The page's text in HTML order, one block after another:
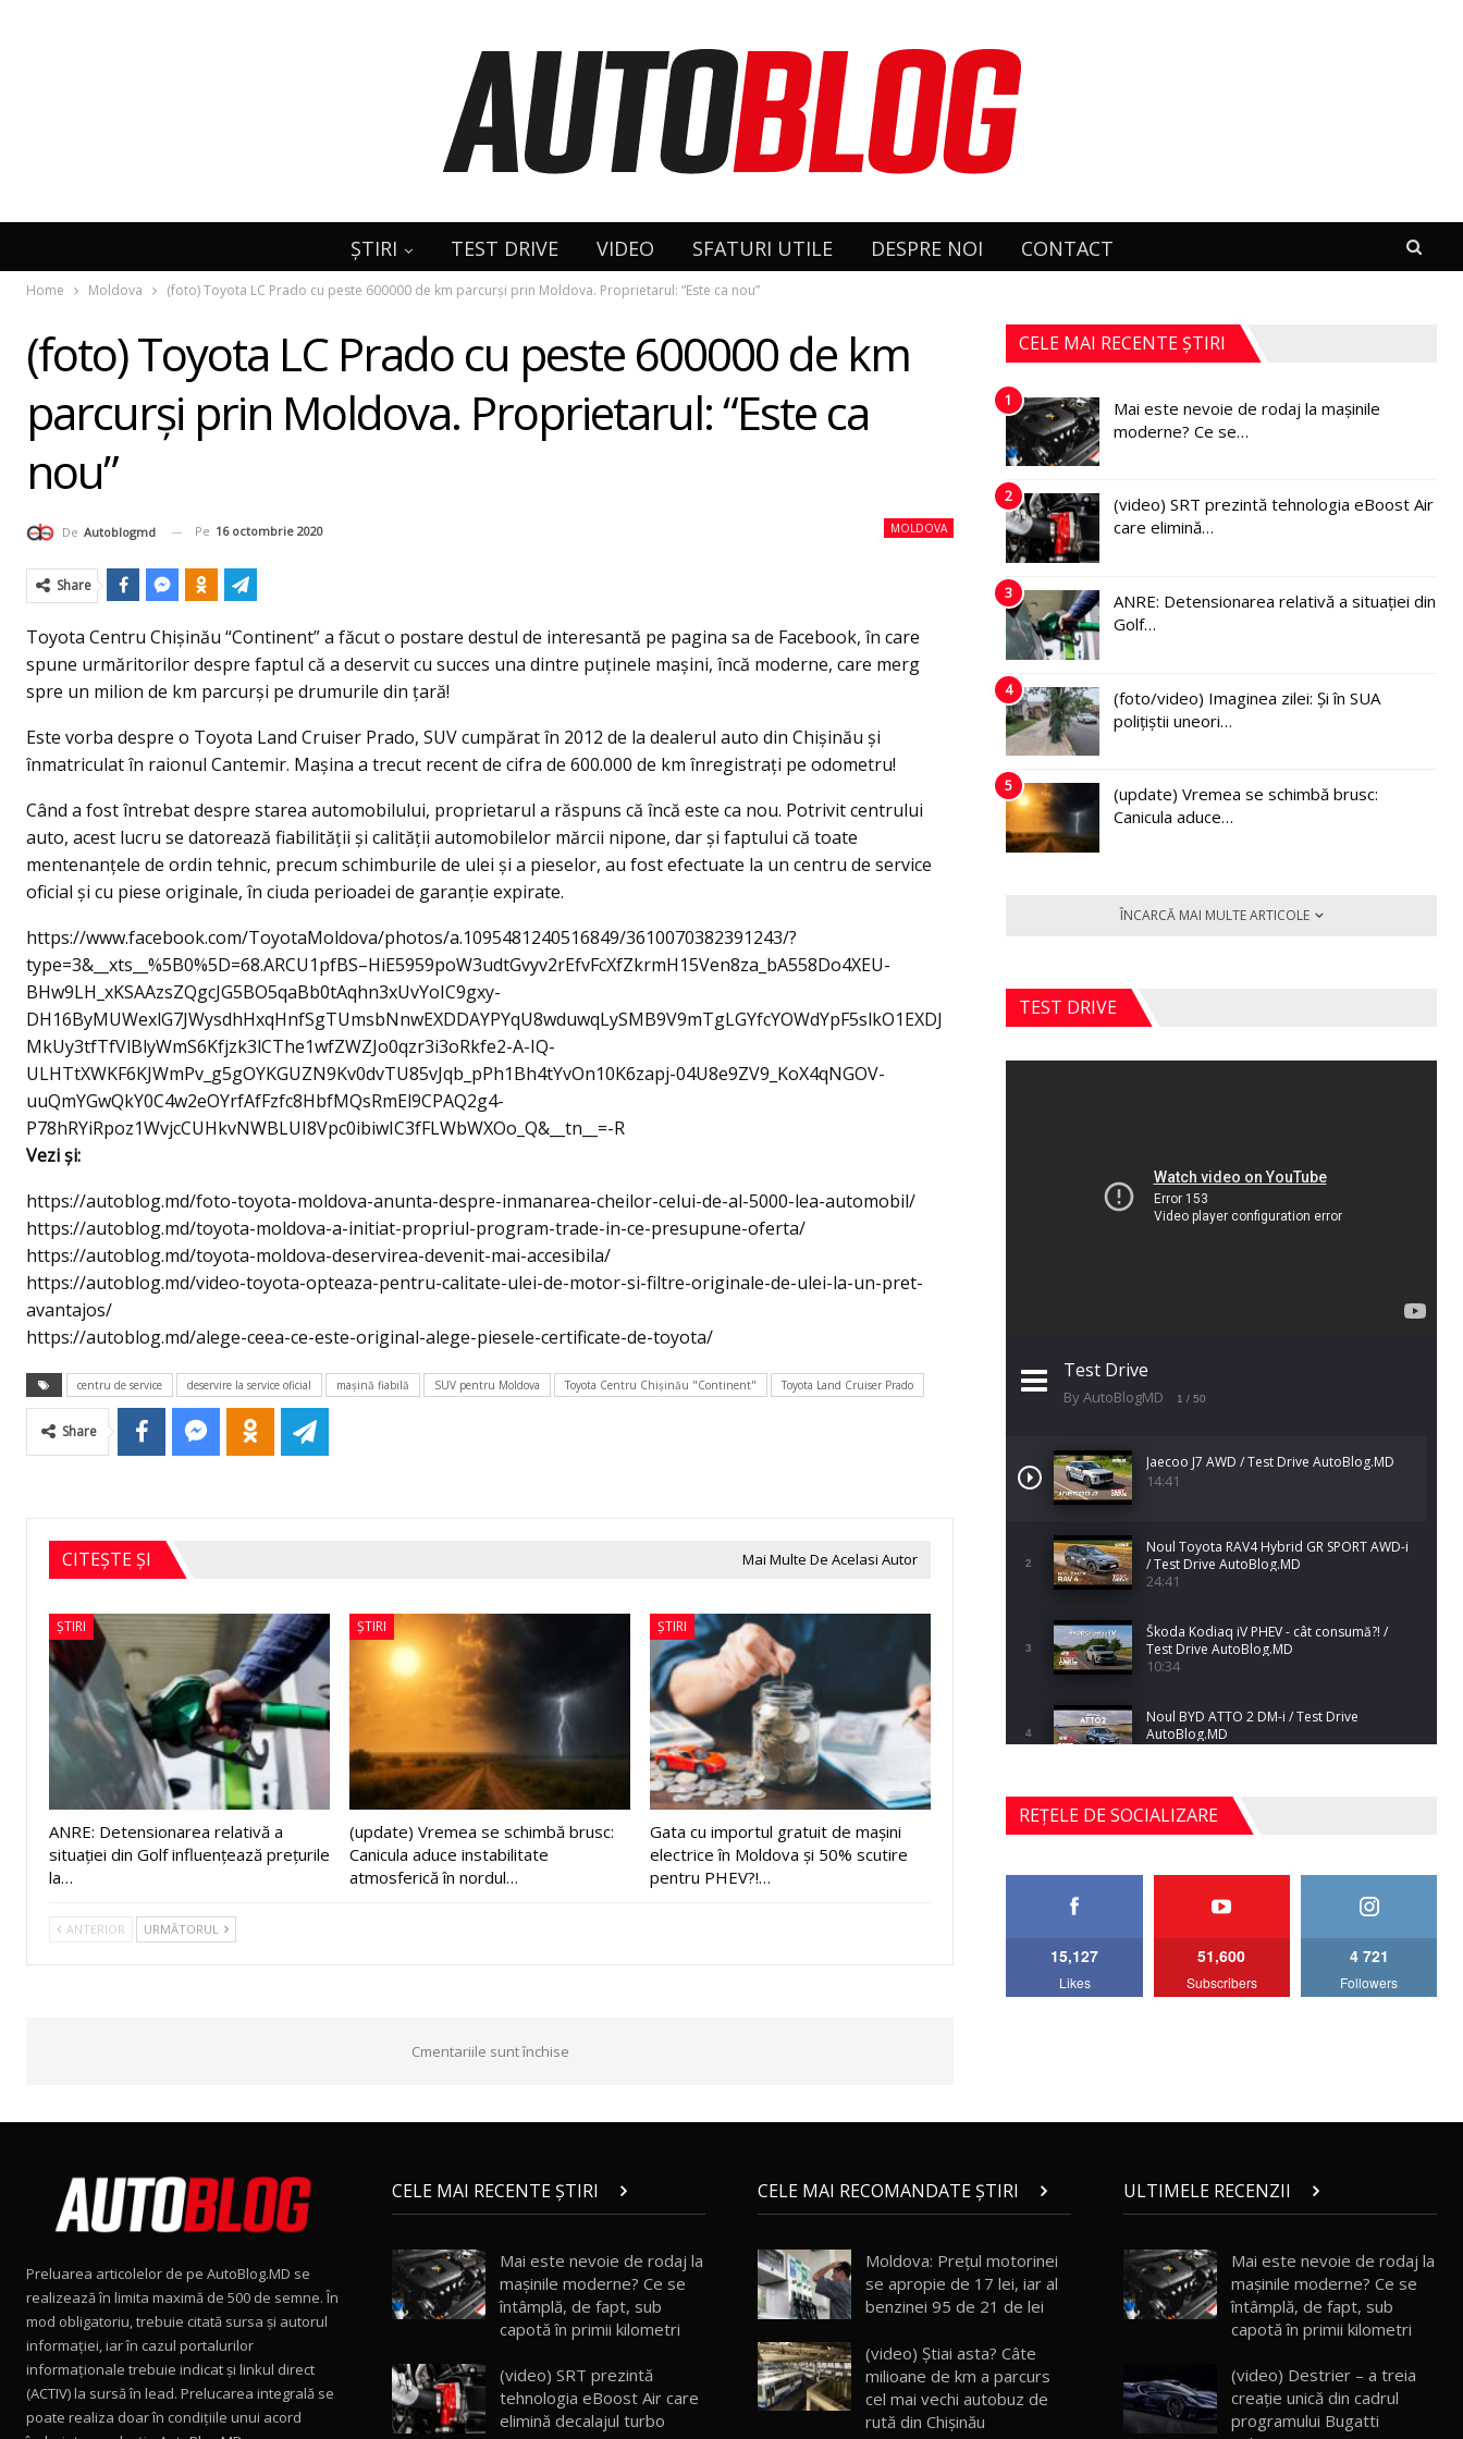
ȘTIRI TEST DRIVE VIDEO SFATURI UTILE DESPRE NOI CONTACT
Home Moldova (foto) Toyota LC Prado cu peste 600000 de km parcurşi prin Moldova. Proprietarul: “Este ca nou”
(foto) Toyota LC Prado cu peste 600000 de km
parcurşi prin Moldova. Proprietarul: “Este ca
nou”
MOLDOVA
De Autoblogmd Pe 16 octombrie 2020
Share
Toyota Centru Chişinău “Continent” a făcut o postare destul de interesantă pe pagina sa de Facebook, în care
spune urmăritorilor despre faptul că a deservit cu succes una dintre puţinele maşini, încă moderne, care merg
spre un milion de km parcurşi pe drumurile din ţară!
Este vorba despre o Toyota Land Cruiser Prado, SUV cumpărat în 2012 de la dealerul auto din Chişinău şi
înmatriculat în raionul Cantemir. Maşina a trecut recent de cifra de 600.000 de km înregistraţi pe odometru!
Când a fost întrebat despre starea automobilului, proprietarul a răspuns că încă este ca nou. Potrivit centrului
auto, acest lucru se datorează fiabilității și calității automobilelor mărcii nipone, dar și faptului că toate
mentenanțele de ordin tehnic, precum schimburile de ulei și a pieselor, au fost efectuate la un centru de service
oficial şi cu piese originale, în ciuda perioadei de garanție expirate.
https://www.facebook.com/ToyotaMoldova/photos/a.1095481240516849/3610070382391243/?
type=3&__xts__%5B0%5D=68.ARCU1pfBS–HiE5959poW3udtGvyv2rEfvFcXfZkrmH15Ven8za_bA558Do4XEU-
BHw9LH_xKSAAzsZQgcJG5BO5qaBb0tAqhn3xUvYoIC9gxy-
DH16ByMUWexlG7JWysdhHxqHnfSgTUmsbNnwEXDDAYPYqU8wduwqLySMB9V9mTgLGYfcYOWdYpF5slkO1EXDJ
MkUy3tfTfVlBlyWmS6Kfjzk3lCThe1wfZWZJo0qzr3i3oRkfe2-A-IQ-
ULHTtXWKF6KJWmPv_g5gOYKGUZN9Kv0dvTU85vJqb_pPh1Bh4tYvOn10K6zapj-04U8e9ZV9_KoX4qNGOV-
uuQmYGwQkY0C4w2eOYrfAfFzfc8HbfMQsRmEl9CPAQ2g4-
P78hRYiRpoz1WvjcCUHkvNWBLUI8Vpc0ibiwIC3fFLWbWXOo_Q&__tn__=-R
Vezi şi:
https://autoblog.md/foto-toyota-moldova-anunta-despre-inmanarea-cheilor-celui-de-al-5000-lea-automobil/
https://autoblog.md/toyota-moldova-a-initiat-propriul-program-trade-in-ce-presupune-oferta/
https://autoblog.md/toyota-moldova-deservirea-devenit-mai-accesibila/
https://autoblog.md/video-toyota-opteaza-pentru-calitate-ulei-de-motor-si-filtre-originale-de-ulei-la-un-pret-
avantajos/
https://autoblog.md/alege-ceea-ce-este-original-alege-piesele-certificate-de-toyota/
centru de service deservire la service oficial maşină fiabilă SUV pentru Moldova Toyota Centru Chişinău "Continent" Toyota Land Cruiser Prado
Share
CITEȘTE ȘI Mai Multe De Acelasi Autor
ȘTIRI
ANRE: Detensionarea relativă a
situației din Golf influențează prețurile
la…
ȘTIRI
(update) Vremea se schimbă brusc:
Canicula aduce instabilitate
atmosferică în nordul…
ȘTIRI
Gata cu importul gratuit de mașini
electrice în Moldova și 50% scutire
pentru PHEV?!…
ANTERIOR URMĂTORUL
Cmentariile sunt închise
CELE MAI RECENTE ȘTIRI
1
Mai este nevoie de rodaj la mașinile
moderne? Ce se…
2
(video) SRT prezintă tehnologia eBoost Air
care elimină…
3
ANRE: Detensionarea relativă a situației din
Golf…
4
(foto/video) Imaginea zilei: Și în SUA
polițiștii uneori…
5
(update) Vremea se schimbă brusc:
Canicula aduce…
ÎNCARCĂ MAI MULTE ARTICOLE
TEST DRIVE
Test Drive
By AutoBlogMD 1 / 50
Jaecoo J7 AWD / Test Drive AutoBlog.MD
14:41
2
Noul Toyota RAV4 Hybrid GR SPORT AWD-i
/ Test Drive AutoBlog.MD
24:41
3
Škoda Kodiaq iV PHEV - cât consumă?! /
Test Drive AutoBlog.MD
10:34
4
Noul BYD ATTO 2 DM-i / Test Drive
AutoBlog.MD
5
Noul Mercedes-Benz S-Class facelift (S 580
4MATIC V223) / Test Drive AutoBlog.MD
27:33
AutoBlog.MD
16:27
Noul Volvo ES90 / Test Drive AutoBlog.MD
Noul MG HS / Test Drive AutoBlog.MD
16:48
REȚELE DE SOCIALIZARE
15,127
Likes
51,600
Subscribers
4 721
Followers
Preluarea articolelor de pe AutoBlog.MD se
realizează în limita maximă de 500 de semne. În
mod obligatoriu, trebuie citată sursa și autorul
informației, iar în cazul portalurilor
informaționale trebuie indicat și linkul direct
(ACTIV) la sursă în lead. Prelucarea integrală se
poate realiza doar în condițiile unui acord
CELE MAI RECENTE ȘTIRI
Mai este nevoie de rodaj la
mașinile moderne? Ce se
întâmplă, de fapt, sub
capotă în primii kilometri
(video) SRT prezintă
tehnologia eBoost Air care
elimină decalajul turbo
CELE MAI RECOMANDATE ȘTIRI
Moldova: Preţul motorinei
se apropie de 17 lei, iar al
benzinei 95 de 21 de lei
(video) Ştiai asta? Câte
milioane de km a parcurs
cel mai vechi autobuz de
rută din Chișinău
ULTIMELE RECENZII
Mai este nevoie de rodaj la
mașinile moderne? Ce se
întâmplă, de fapt, sub
capotă în primii kilometri
(video) Destrier – a treia
creație unică din cadrul
programului Bugatti